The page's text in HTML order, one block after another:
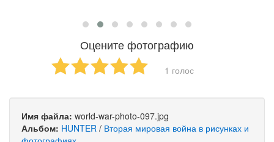
Оцените фотографию
1 голос
Имя файла: world-war-photo-097.jpg
Альбом: HUNTER / Вторая мировая война в рисунках и